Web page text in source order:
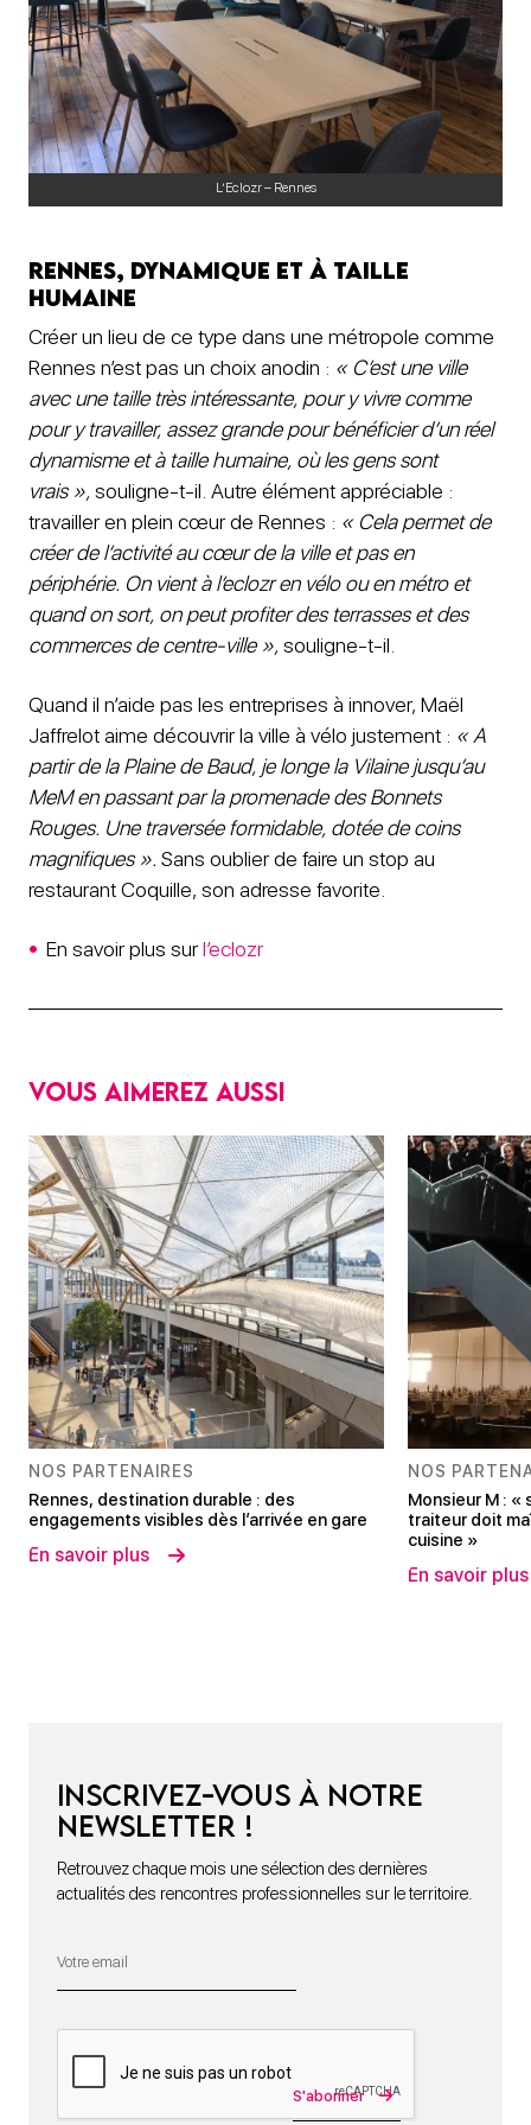
L’Eclozr – Rennes
Rennes, dynamique et à taille
humaine
Créer un lieu de ce type dans une métropole comme
Rennes n’est pas un choix anodin : « C’est une ville
avec une taille très intéressante, pour y vivre comme
pour y travailler, assez grande pour bénéficier d’un réel
dynamisme et à taille humaine, où les gens sont
vrais »,souligne-t-il. Autre élément appréciable :
travailler en plein cœur de Rennes : « Cela permet de
créer de l’activité au cœur de la ville et pas en
périphérie. On vient à l’eclozr en vélo ou en métro et
quand on sort, on peut profiter des terrasses et des
commerces de centre-ville »,souligne-t-il.
Quand il n’aide pas les entreprises à innover, Maël
Jaffrelot aime découvrir la ville à vélo justement : « A
partir de la Plaine de Baud, je longe la Vilaine jusqu’au
MeM en passant par la promenade des Bonnets
Rouges. Une traversée formidable, dotée de coins
magnifiques ». Sans oublier de faire un stop au
restaurant Coquille, son adresse favorite.
En savoir plus surl’eclozr
Vous aimerez aussi
NOS PARTENAIRES
Rennes, destination durable : des
engagements visibles dès l’arrivée en gare
En savoir plus
NOS
Monsieur M : «
traiteur doit
cuisine »
En savoir plus
Inscrivez-vous à notre
newsletter !
Retrouvez chaque mois une sélection des dernières
actualités des rencontres professionnelles sur le territoire.
S'abonner